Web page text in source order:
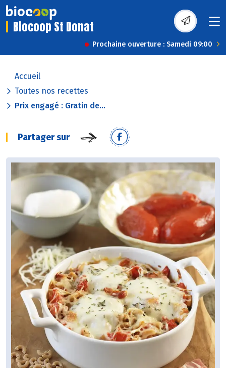
Biocoop St Donat
Prochaine ouverture : Samedi 09:00
Accueil
Toutes nos recettes
Prix engagé : Gratin de...
Partager sur